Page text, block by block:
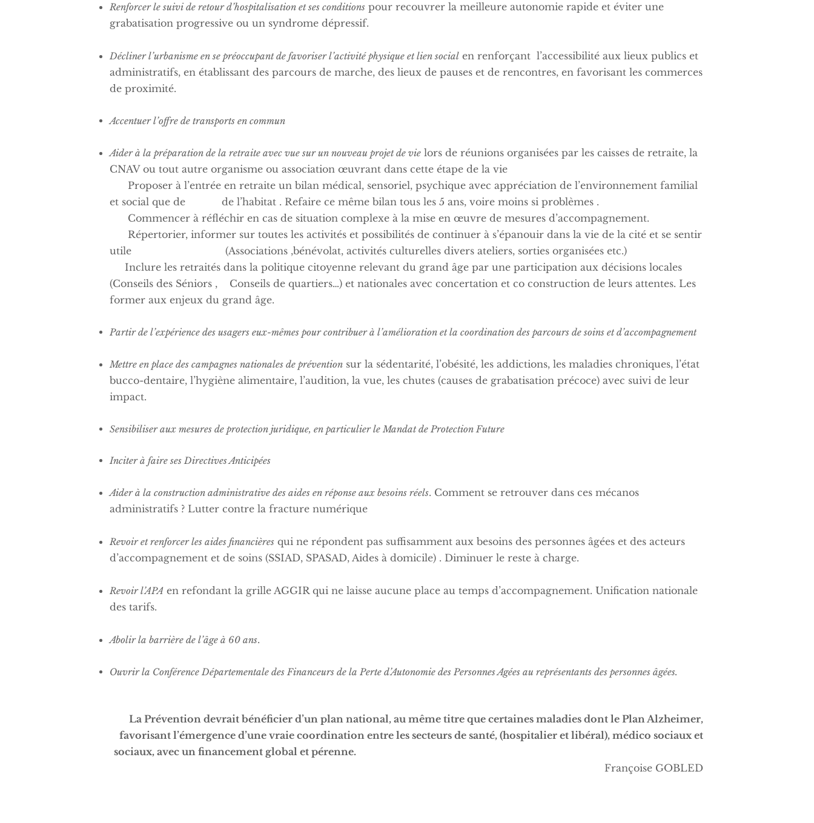
Renforcer le suivi de retour d’hospitalisation et ses conditions pour recouvrer la meilleure autonomie rapide et éviter une
grabatisation progressive ou un syndrome dépressif.
Décliner l’urbanisme en se préoccupant de favoriser l’activité physique et lien social en renforçant l’accessibilité aux lieux publics et
administratifs, en établissant des parcours de marche, des lieux de pauses et de rencontres, en favorisant les commerces
de proximité.
Accentuer l’offre de transports en commun
Aider à la préparation de la retraite avec vue sur un nouveau projet de vie lors de réunions organisées par les caisses de retraite, la
CNAV ou tout autre organisme ou association œuvrant dans cette étape de la vie
Proposer à l’entrée en retraite un bilan médical, sensoriel, psychique avec appréciation de l’environnement familial
et social que de de l’habitat . Refaire ce même bilan tous les 5 ans, voire moins si problèmes .
Commencer à réfléchir en cas de situation complexe à la mise en œuvre de mesures d’accompagnement.
Répertorier, informer sur toutes les activités et possibilités de continuer à s’épanouir dans la vie de la cité et se sentir
utile (Associations ,bénévolat, activités culturelles divers ateliers, sorties organisées etc.)
Inclure les retraités dans la politique citoyenne relevant du grand âge par une participation aux décisions locales
(Conseils des Séniors , Conseils de quartiers…) et nationales avec concertation et co construction de leurs attentes. Les
former aux enjeux du grand âge.
Partir de l’expérience des usagers eux-mêmes pour contribuer à l’amélioration et la coordination des parcours de soins et d’accompagnement
Mettre en place des campagnes nationales de prévention sur la sédentarité, l’obésité, les addictions, les maladies chroniques, l’état
bucco-dentaire, l’hygiène alimentaire, l’audition, la vue, les chutes (causes de grabatisation précoce) avec suivi de leur
impact.
Sensibiliser aux mesures de protection juridique, en particulier le Mandat de Protection Future
Inciter à faire ses Directives Anticipées
Aider à la construction administrative des aides en réponse aux besoins réels. Comment se retrouver dans ces mécanos
administratifs ? Lutter contre la fracture numérique
Revoir et renforcer les aides financières qui ne répondent pas suffisamment aux besoins des personnes âgées et des acteurs
d’accompagnement et de soins (SSIAD, SPASAD, Aides à domicile) . Diminuer le reste à charge.
Revoir l’APA en refondant la grille AGGIR qui ne laisse aucune place au temps d’accompagnement. Unification nationale
des tarifs.
Abolir la barrière de l’âge à 60 ans.
Ouvrir la Conférence Départementale des Financeurs de la Perte d’Autonomie des Personnes Agées au représentants des personnes âgées.
La Prévention devrait bénéficier d’un plan national, au même titre que certaines maladies dont le Plan Alzheimer,
favorisant l’émergence d’une vraie coordination entre les secteurs de santé, (hospitalier et libéral), médico sociaux et
sociaux, avec un financement global et pérenne.
Françoise GOBLED